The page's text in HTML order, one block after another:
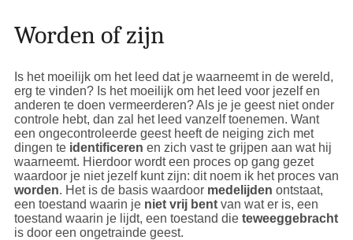
Worden of zijn
Is het moeilijk om het leed dat je waarneemt in de wereld,
erg te vinden? Is het moeilijk om het leed voor jezelf en
anderen te doen vermeerderen? Als je je geest niet onder
controle hebt, dan zal het leed vanzelf toenemen. Want
een ongecontroleerde geest heeft de neiging zich met
dingen te identificeren en zich vast te grijpen aan wat hij
waarneemt. Hierdoor wordt een proces op gang gezet
waardoor je niet jezelf kunt zijn: dit noem ik het proces van
worden. Het is de basis waardoor medelijden ontstaat,
een toestand waarin je niet vrij bentvan wat er is, een
toestand waarin je lijdt, een toestand die teweeggebracht
is door een ongetrainde geest.